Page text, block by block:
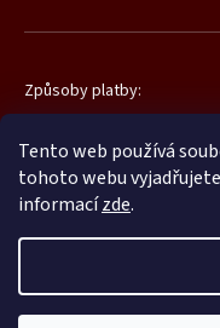
Tento web používá
tohoto webu
informacízde.
Způsoby platby:
Copyright 2026